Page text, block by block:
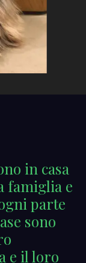
in casa
famiglia e
parte
sono
e il loro